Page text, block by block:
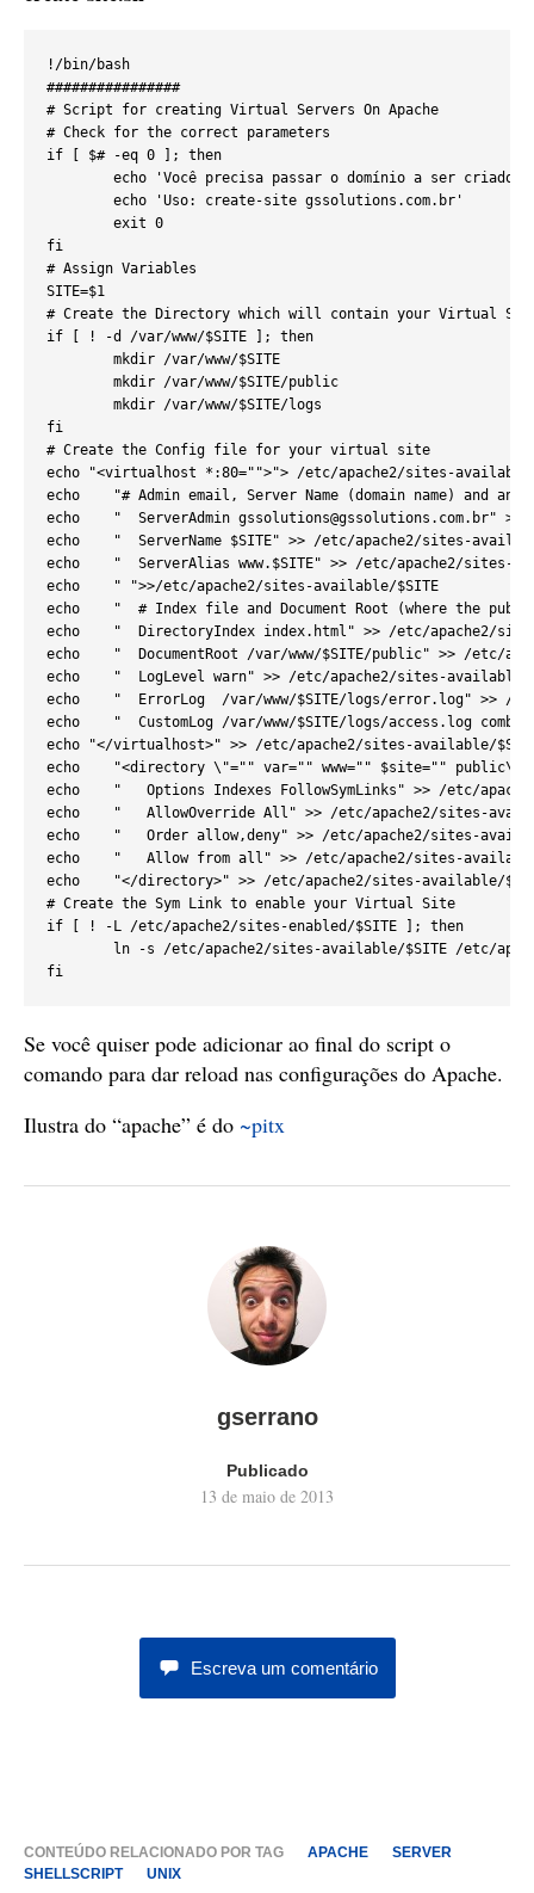
!/bin/bash
################
# Script for creating Virtual Servers On Apache
# Check for the correct parameters
if [ $# -eq 0 ]; then
echo 'Você precisa passar o domínio a ser criado
        echo 'Uso: create-site gssolutions.com.br'
        exit 0
fi
# Assign Variables
SITE=$1
# Create the Directory which will contain your Virtual
if [ ! -d /var/www/$SITE ]; then
        mkdir /var/www/$SITE
        mkdir /var/www/$SITE/public
        mkdir /var/www/$SITE/logs
fi
# Create the Config file for your virtual site
echo "<virtualhost *:80="">"> /etc/apache2/sites-available/
echo    "# Admin email, Server Name (domain name) and
echo    "  ServerAdmin gssolutions@gssolutions.com.br" >>
echo    "  ServerName $SITE" >> /etc/apache2/sites-
echo    "  ServerAlias www.$SITE" >> /etc/apache2/sites-
echo    " ">>/etc/apache2/sites-available/$SITE
echo    "  # Index file and Document Root (where the
echo    "  DirectoryIndex index.html" >> /etc/apache2/
echo    "  DocumentRoot /var/www/$SITE/public" >> /etc/
echo    "  LogLevel warn" >> /etc/apache2/sites-available/
echo    "  ErrorLog  /var/www/$SITE/logs/error.log" >> /
echo    "  CustomLog /var/www/$SITE/logs/access.log
echo "</virtualhost>" >> /etc/apache2/sites-available/
echo    "<directory \"="" var="" www="" $site=""
echo    "   Options Indexes FollowSymLinks" >> /etc/
echo    "   AllowOverride All" >> /etc/apache2/sites-
echo    "   Order allow,deny" >> /etc/apache2/sites-
echo    "   Allow from all" >> /etc/apache2/sites-
echo    "</directory>" >> /etc/apache2/sites-available/
# Create the Sym Link to enable your Virtual Site
if [ ! -L /etc/apache2/sites-enabled/$SITE ]; then
ln -s /etc/apache2/sites-available/$SITE /etc/
Se você quiser pode adicionar ao final do script o
comando para dar reload nas configurações do Apache.
Ilustra do “apache” é do ~pitx
gserrano
Publicado
13 de maio de 2013
Escreva um comentário
CONTEÚDO RELACIONADO POR TAG APACHE
SERVER
SHELLSCRIPT
UNIX